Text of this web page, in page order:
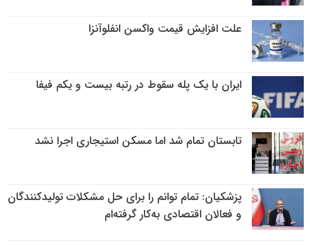
علت افزایش قیمت واکسن انفلوآنزا
ایران با یک پله سقوط در رتبه بیست و یکم فیفا
تابستان تمام شد اما مسکن استیجاری اجرا نشد
پزشکیان: تمام توانم را برای حل مشکلات تولیدکنندگان
و فعالان اقتصادی به‌کار گرفته‌ام